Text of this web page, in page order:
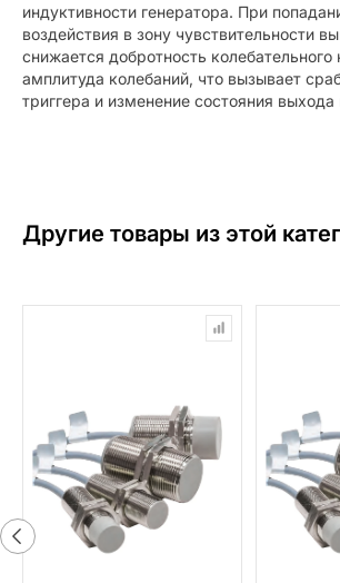
индуктивности генератора. При
воздействия в зону чувствительности
снижается добротность колебательного
амплитуда колебаний, что вызывает
триггера и изменение состояния
Другие товары из этой